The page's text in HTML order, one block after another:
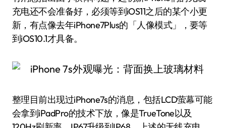
充电还不会准备好，必须等到iOS11之后的某个小更
新，有点像去年iPhone7Plus的「人像模式」，要等
到iOS10.1才具备。
整理目前出现过iPhone7s的消息，包括LCD萤幕可能
会拿到iPadPro的技术下放，像是TrueTone以及